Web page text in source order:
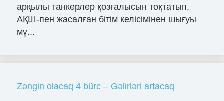
арқылы танкерлер қозғалысын тоқтатып,
АҚШ-пен жасалған бітім келісімінен шығуы
мү...
Zəngin olacaq 4 bürc – Gəlirləri artacaq